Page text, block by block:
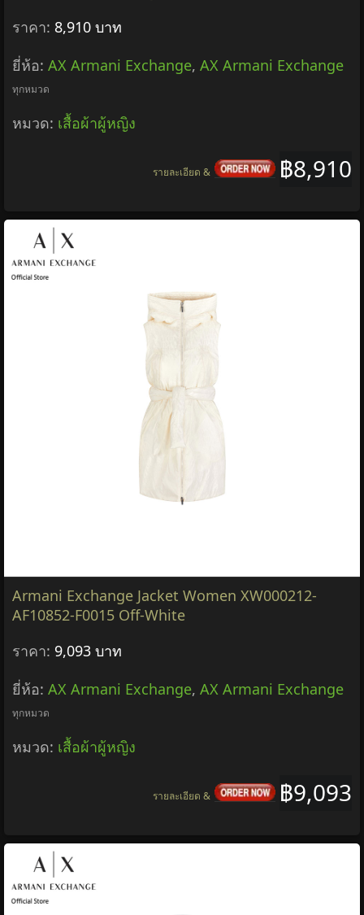
ราคา: 8,910 บาท
ยี่ห้อ: AX Armani Exchange, AX Armani Exchange
ทุกหมวด
หมวด: เสื้อผ้าผู้หญิง
฿8,910
รายละเอียด &
Armani Exchange Jacket Women XW000212-
AF10852-F0015 Off-White
ราคา: 9,093 บาท
ยี่ห้อ: AX Armani Exchange, AX Armani Exchange
ทุกหมวด
หมวด: เสื้อผ้าผู้หญิง
฿9,093
รายละเอียด &